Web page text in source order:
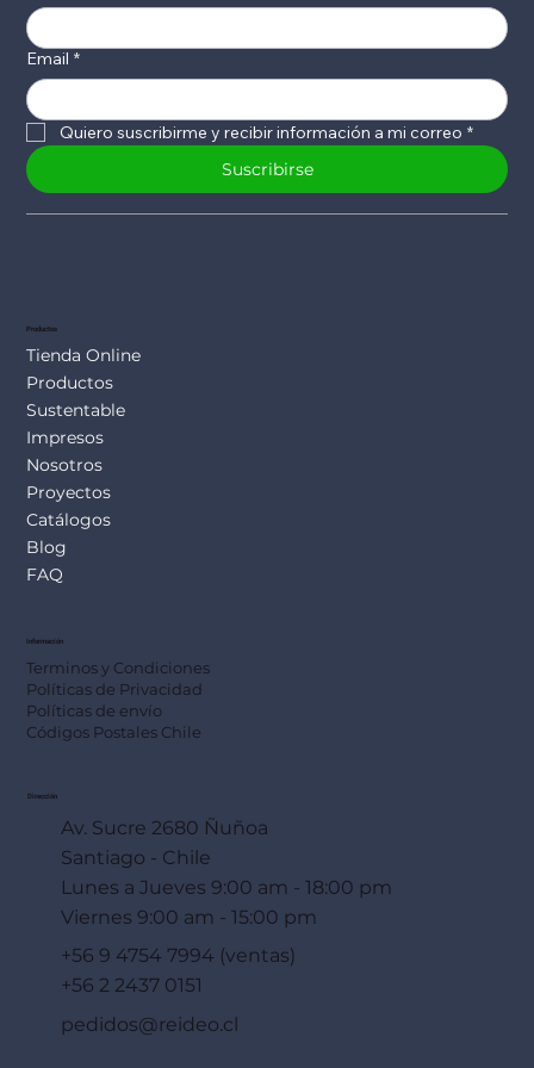
Email *
Quiero suscribirme y recibir información a mi correo *
Suscribirse
Productos
Tienda Online
Productos
Sustentable
Impresos
Nosotros
Proyectos
Catálogos
Blog
FAQ
Información
Terminos y Condiciones
Políticas de Privacidad
Políticas de envío
Códigos Postales Chile
Dirección
Av. Sucre 2680 Ñuñoa
Santiago - Chile
Lunes a Jueves 9:00 am - 18:00 pm
Viernes 9:00 am - 15:00 pm
+56 9 4754 7994 (ventas)
+56 2 2437 0151
pedidos@reideo.cl